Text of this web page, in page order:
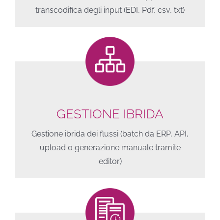
transcodifica degli input (EDI, Pdf, csv, txt)
GESTIONE IBRIDA
Gestione ibrida dei flussi (batch da ERP, API,
upload o generazione manuale tramite
editor)